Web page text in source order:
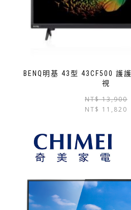
BENQ明基 43型 43CF500 護
視
NT$13,900
NT$ 11,820